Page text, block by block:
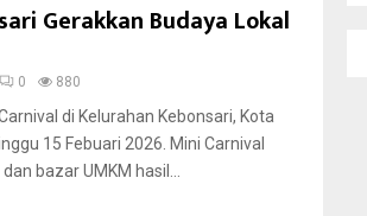
Gerakkan Budaya Lokal
0 880
di Kelurahan Kebonsari, Kota
15 Febuari 2026. Mini Carnival
bazar UMKM hasil...